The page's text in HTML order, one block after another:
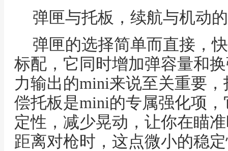
弹匣与托板，续航与机动
弹匣的选择简单而直接，
标配，它同时增加弹容量和
力输出的mini来说至关重要
偿托板是mini的专属强化项
定性，减少晃动，让你在瞄
距离对枪时，这点微小的稳